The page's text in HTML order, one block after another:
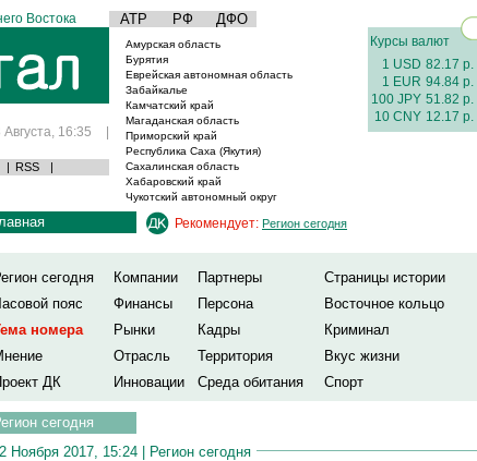
Востока АТР РФ ДФО
Августа, 16:35 |
| RSS |
Амурская область
Бурятия
Еврейская автономная область
Забайкалье
Камчатский край
Магаданская область
Приморский край
Республика Саха (Якутия)
Сахалинская область
Хабаровский край
Чукотский автономный округ
Курсы валют
1 USD 82.17 р.
1 EUR 94.84 р.
100 JPY 51.82 р.
10 CNY 12.17 р.
Рекомендует: Регион сегодня
сегодня Компании Партнеры
Страницы истории
пояс
Финансы Персона
Восточное кольцо
номера
Рынки Кадры
Криминал
Отрасль Территория
Вкус жизни
ДК
Инновации Среда обитания Спорт
сегодня
Ноября 2017, 15:24 | Регион сегодня